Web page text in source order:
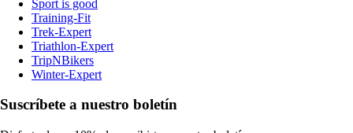
Sport is good
Training-Fit
Trek-Expert
Triathlon-Expert
TripNBikers
Winter-Expert
Suscríbete a nuestro boletín